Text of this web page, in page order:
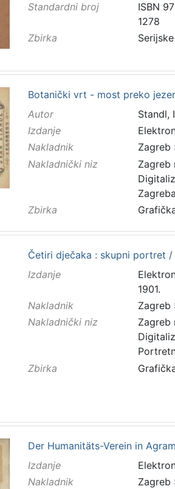
Standardni broj
ISBN
1278
Zbirka
Botanički vrt - most preko
Autor
Standl,
Izdanje
Nakladnik
Zagreb
Nakladnički niz
Zagreb
Zbirka
Četiri dječaka : skupni portret /
Izdanje
1901.
Nakladnik
Zagreb
Nakladnički niz
Zagreb
Zbirka
Der Humanitäts-Verein in
Izdanje
Nakladnik
Zagreb